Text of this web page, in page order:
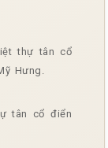
thự tân cổ
Hưng.
tân cổ điển